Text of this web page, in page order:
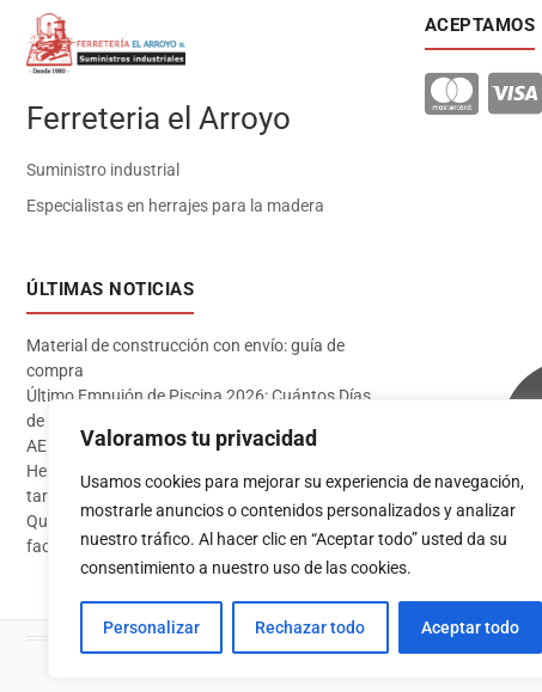
Valoramos tu privacidad
Usamos cookies para mejorar su experiencia de navegación,
mostrarle anuncios o contenidos personalizados y analizar
nuestro tráfico. Al hacer clic en “Aceptar todo” usted da su
consentimiento a nuestro uso de las cookies.
Personalizar Rechazar todo Aceptar todo
Ferreteria el Arroyo
Suministro industrial
Especialistas en herrajes para la madera
ÚLTIMAS NOTICIAS
Material de construcción con envío: guía de
compra
Último Empujón de Piscina 2026: Cuántos Días
de Baño te Quedan en Madrid Sur (Datos
AEMET)
Herramientas imprescindibles para instalar
tarima flotante
Qué pintura usar en exterior: guía completa para
fachadas 2026
ACEPTAMOS
Acceder